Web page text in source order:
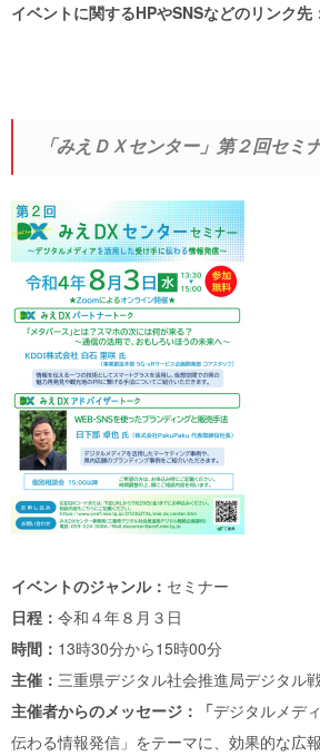
イベントに関するHPやSNSなどのリンク先
「みえＤＸセンター」第２回セミ
イベントのジャンル： セミナー
日程： 令和４年８月３日
時間： 13時30分から15時00分
主催： 三重県デジタル社会推進局デジタル
主催者からのメッセージ：「デジタルメデ
伝わる情報発信」をテーマに、効果的な広